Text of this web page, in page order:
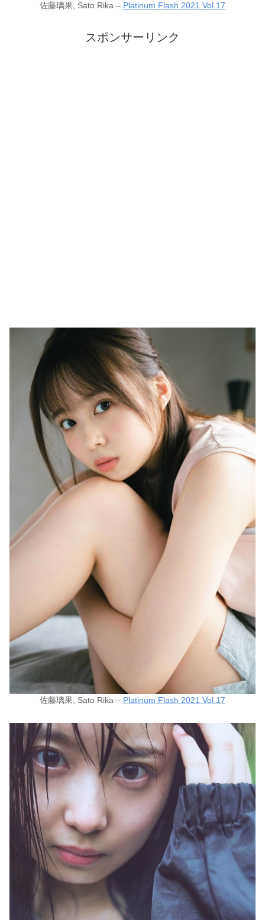
佐藤璃果, Sato Rika – Platinum Flash 2021 Vol.17
スポンサーリンク
佐藤璃果, Sato Rika – Platinum Flash 2021 Vol.17